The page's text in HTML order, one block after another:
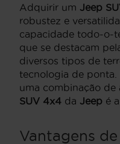
Adquirir um Jeep
robustez e
capacidade todo-o-
que se destacam
diversos tipos de
tecnologia de ponta.
uma combinação de
SUV 4x4 da Jeep é
Vantagens